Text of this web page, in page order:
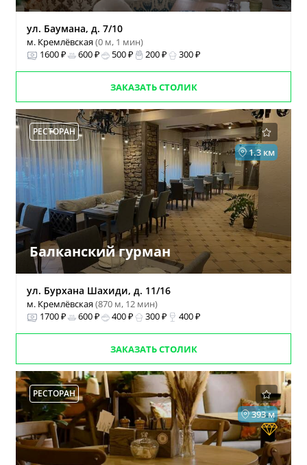
ул. Баумана, д. 7/10
м. Кремлёвская(0 м, 1 мин)
1600 ₽
600 ₽ 500 ₽ 200 ₽ 300 ₽
ЗАКАЗАТЬ СТОЛИК
РЕСТОРАН
1.3 км
Балканский гурман
ул. Бурхана Шахиди, д. 11/16
м. Кремлёвская(870 м, 12 мин)
1700 ₽
600 ₽ 400 ₽ 300 ₽ 400 ₽
ЗАКАЗАТЬ СТОЛИК
РЕСТОРАН
393 м